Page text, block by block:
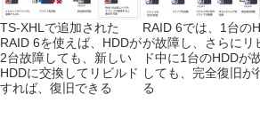
TS-XHLで追加された
RAID 6を使えば、HDDが
2台故障しても、新しい
HDDに交換してリビルド
すれば、復旧できる
RAID 6では、1台の
が故障し、さらにリ
ド中に1台のHDDが
しても、完全復旧が
る